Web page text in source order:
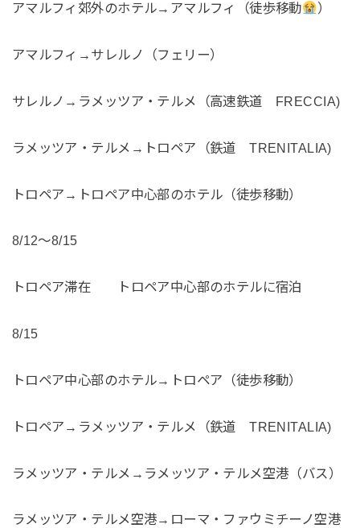
アマルフィ郊外のホテル→アマルフィ（徒歩移動 ）
アマルフィ→サレルノ（フェリー）
サレルノ→ラメッツア・テルメ（高速鉄道 FRECCIA)
ラメッツア・テルメ→トロペア（鉄道 TRENITALIA)
トロペア→トロペア中心部のホテル（徒歩移動）
8/12〜8/15
トロペア滞在 トロペア中心部のホテルに宿泊
8/15
トロペア中心部のホテル→トロペア（徒歩移動）
トロペア→ラメッツア・テルメ（鉄道 TRENITALIA)
ラメッツア・テルメ→ラメッツア・テルメ空港（バス）
ラメッツア・テルメ空港→ローマ・ファウミチーノ空港